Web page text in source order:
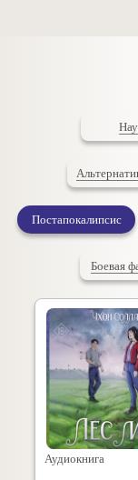
Постапокалипсис
Боевая
Аудиокнига